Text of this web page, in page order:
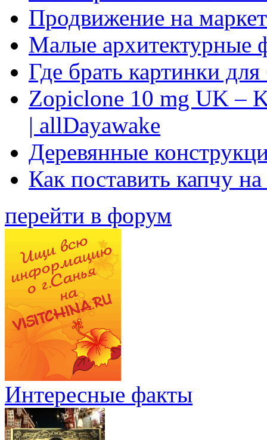
Продвижение на
Малые архитектурные
Где брать картинки
Zopiclone 10 mg UK –
| allDayawake
Деревянные
Как поставить капчу
перейти в форум
Интересные факты